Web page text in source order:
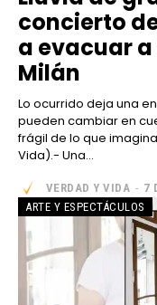
concierto
a evacuar a
Milán
Lo ocurrido deja una
pueden cambiar en
frágil de lo que imaginamos (Bibliatodo Noticias
Vida).- Una...
VERDAD Y VIDA - 7
ARTE Y ESPECTÁCULOS